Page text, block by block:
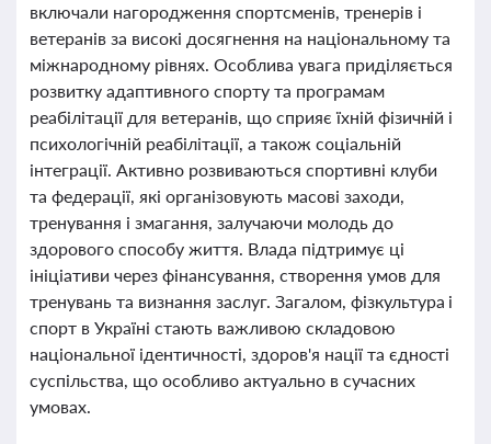
включали нагородження спортсменів, тренерів і
ветеранів за високі досягнення на національному та
міжнародному рівнях. Особлива увага приділяється
розвитку адаптивного спорту та програмам
реабілітації для ветеранів, що сприяє їхній фізичній і
психологічній реабілітації, а також соціальній
інтеграції. Активно розвиваються спортивні клуби
та федерації, які організовують масові заходи,
тренування і змагання, залучаючи молодь до
здорового способу життя. Влада підтримує ці
ініціативи через фінансування, створення умов для
тренувань та визнання заслуг. Загалом, фізкультура і
спорт в Україні стають важливою складовою
національної ідентичності, здоров'я нації та єдності
суспільства, що особливо актуально в сучасних
умовах.